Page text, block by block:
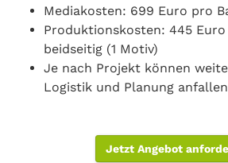
Mediakosten: 699 Euro pro
Produktionskosten: 445
beidseitig (1 Motiv)
Je nach Projekt können
Logistik und Planung
Jetzt Angebot